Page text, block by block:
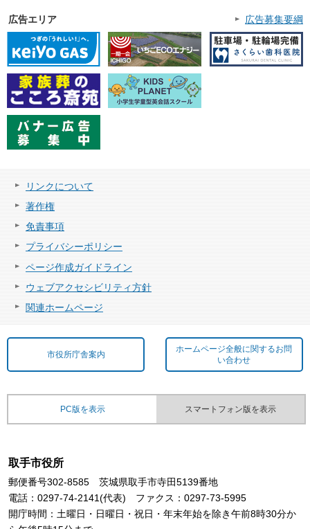
広告エリア 広告募集要綱
リンクについて
著作権
免責事項
プライバシーポリシー
ページ作成ガイドライン
ウェブアクセシビリティ方針
関連ホームページ
市役所庁舎案内
ホームページ全般に関するお問
い合わせ
PC版を表示 スマートフォン版を表示
取手市役所
郵便番号302-8585 茨城県取手市寺田5139番地
電話：0297-74-2141(代表) ファクス：0297-73-5995
開庁時間：土曜日・日曜日・祝日・年末年始を除き午前8時30分か